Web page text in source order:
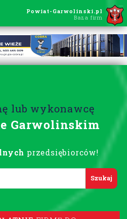
Powiat-Garwolinski.pl
Baza firm
lub wykonawcę
Garwolinskim
przedsiębiorców!